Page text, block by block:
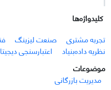
کلیدواژه‌ها
تجربه مشتری
صنعت لیزینگ
نظریه داده‌بنیاد
اعتبارسنجی
موضوعات
مدیریت بازرگانی